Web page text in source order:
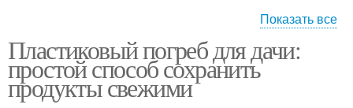
Погреба в частном доме
Уход за пластиковым
погребом
Показать все
Пластиковый погреб для дачи:
простой способ сохранить
продукты свежими